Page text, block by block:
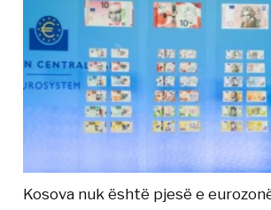
Kosova nuk është pjesë e